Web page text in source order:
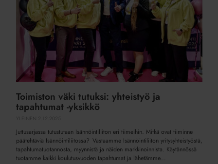
tapahtumat
yksikkö
Toimiston väki tutuksi: yhteistyö ja
tapahtumat -yksikkö
Juttusarjassa tutustutaan Isännöintiliiton eri tiimeihin. Mitkä ovat tiiminne
päätehtäviä Isännöintiliitossa? Vastaamme Isännöintiliiton yritysyhteistyöstä,
tapahtumatuotannosta, myynnistä ja näiden markkinoinnista. Käytännössä
tuotamme kaikki koulutusvuoden tapahtumat ja lähetämme...